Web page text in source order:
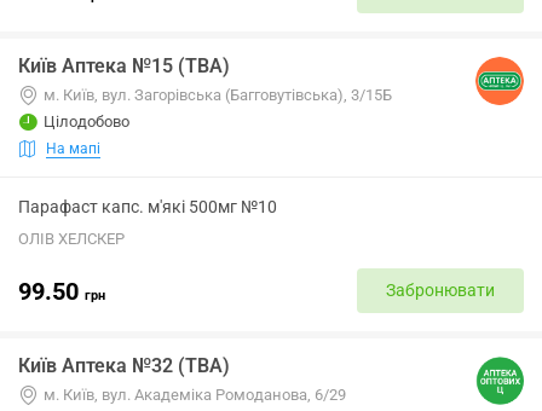
Київ Аптека №15 (ТВА)
м. Київ, вул. Загорівська (Багговутівська), 3/15Б
Цілодобово
На мапі
Парафаст капс. м'які 500мг №10
ОЛІВ ХЕЛСКЕР
99.50 грн Забронювати
Київ Аптека №32 (ТВА)
м. Київ, вул. Академіка Ромоданова, 6/29